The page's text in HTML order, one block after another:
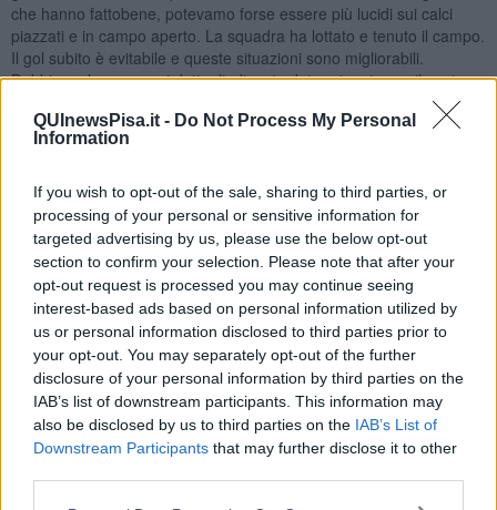
QUInewsPisa.it - Do Not Process My Personal
Information
If you wish to opt-out of the sale, sharing to third parties, or
processing of your personal or sensitive information for
targeted advertising by us, please use the below opt-out
section to confirm your selection. Please note that after your
opt-out request is processed you may continue seeing
interest-based ads based on personal information utilized by
us or personal information disclosed to third parties prior to
your opt-out. You may separately opt-out of the further
disclosure of your personal information by third parties on the
IAB’s list of downstream participants. This information may
also be disclosed by us to third parties on the IAB’s List of
Downstream Participants that may further disclose it to other
che hanno fattobene, potevamo forse essere più lucidi sui calci
piazzati e in campo aperto. La squadra ha lottato e tenuto il campo.
Il gol subito è evitabile e queste situazioni sono migliorabili.
Dobbiamo lavorare sui dettagli, diventa determinante per il nostro
percorso di crescita. Sulle scelte ho fatto una scelta anche sugli
allenamenti pensando anche che tra tre giorni giocheremo di nuovo
in casa, dando spazio a chi potesse star bene. Raul ha avuto un
condizionato i cambi che avrei fatto. E' una crescita naturale da
parte di una neopromossa, da parte di tanti giocatori che giocano in
questa categoria e in Serie A. Sarà compito mio limare queste
situazioni. Dovremo essere bravi in casa d'ora in poi, dovremo
pensare a ogni singola partita per portare a casa più punto
possibile. Oggi è stata un po' condizionata dagli infortuni nella
ripresa, sarebbe entrato Tramoni se non si fosse fatto male
Bonfanti. Possiamo dire che ha riposato per martedì, lo avremo
fresco per il Como. Ringrazio il popolo genoano per l'accoglienza.
Nutro grande affetto nei confronti di questa gente e penso e spero
sia ricambiato. Dall'altro lato c'erano tantissimi tifosi pisani e siamo
stati felici di vederli. Andare sotto con questa squadra e poi
recuperarla non è mai semplice".